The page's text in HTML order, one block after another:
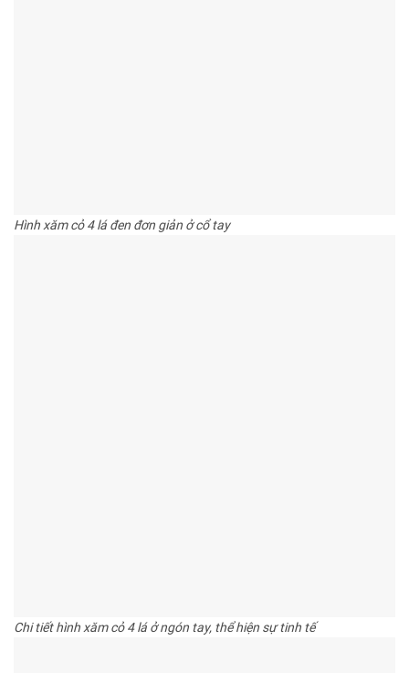
Hình xăm cỏ 4 lá đen đơn giản ở cổ tay
Chi tiết hình xăm cỏ 4 lá ở ngón tay, thể hiện sự tinh tế